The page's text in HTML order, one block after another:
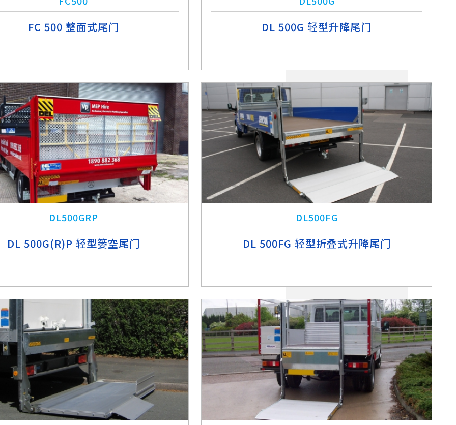
FC 500 整面式尾门 DL 500G 轻型升降尾门
DL500GRP
DL 500G(R)P 轻型篓空尾门
DL500FG
DL 500FG 轻型折叠式升降尾门